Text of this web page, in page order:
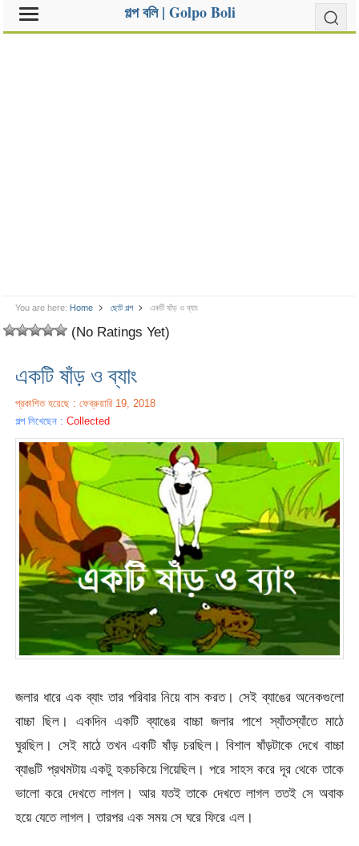
গল্প বলি | Golpo Boli
You are here: Home ছোট গল্প একটি ষাঁড় ও ব্যাং
(No Ratings Yet)
একটি ষাঁড় ও ব্যাং
প্রকাশিত হয়েছে : ফেব্রুয়ারি 19, 2018
গল্প লিখেছেন :Collected
জলার ধারে এক ব্যাং তার পরিবার নিয়ে বাস করত। সেই ব্যাঙের অনেকগুলো
বাচ্চা ছিল। একদিন একটি ব্যাঙের বাচ্চা জলার পাশে স্যাঁতস্যাঁতে মাঠে
ঘুরছিল। সেই মাঠে তখন একটি ষাঁড় চরছিল। বিশাল ষাঁড়টাকে দেখে বাচ্চা
ব্যাঙটি প্রথমটায় একটু হকচকিয়ে গিয়েছিল। পরে সাহস করে দূর থেকে তাকে
ভালো করে দেখতে লাগল। আর যতই তাকে দেখতে লাগল ততই সে অবাক
হয়ে যেতে লাগল। তারপর এক সময় সে ঘরে ফিরে এল।